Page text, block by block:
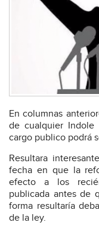
En columnas
de cualquier Indole
cargo publico podrá
Resultara
fecha en que la
efecto a los
publicada antes de
forma resultaría
de la ley.